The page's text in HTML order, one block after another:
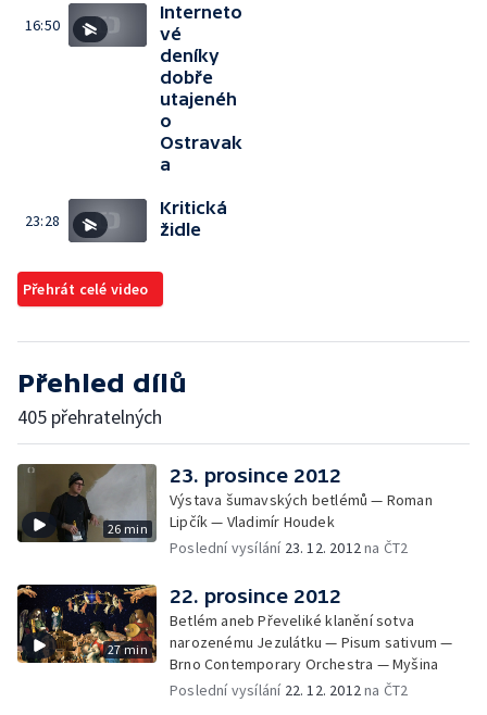
16:50
Interneto
vé
deníky
dobře
utajenéh
o
Ostravak
a
23:28
Kritická
židle
Přehrát celé video
Přehled dílů
405 přehratelných
26 min
23. prosince 2012
Výstava šumavských betlémů — Roman
Lipčík — Vladimír Houdek
Poslední vysílání 23. 12. 2012na ČT2
27 min
22. prosince 2012
Betlém aneb Převeliké klanění sotva
narozenému Jezulátku — Pisum sativum —
Brno Contemporary Orchestra — Myšina
Poslední vysílání 22. 12. 2012na ČT2